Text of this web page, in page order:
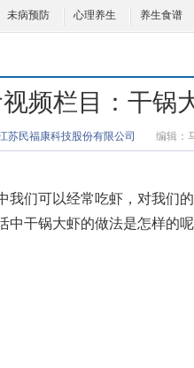
未病预防 心理养生 养生食谱
视频栏目：干锅
苏民福康科技股份有限公司 编辑：
我们可以经常吃虾，对我们
中干锅大虾的做法是怎样的